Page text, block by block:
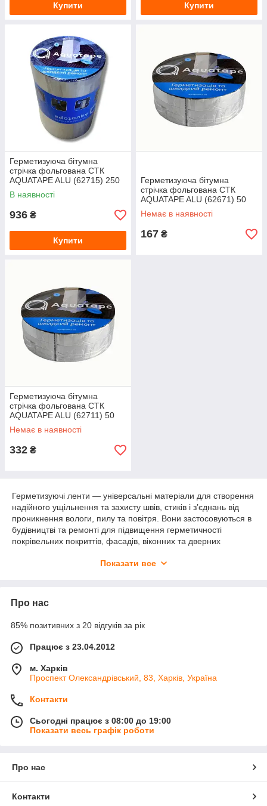
Купити Купити
Герметизуюча бітумна
стрічка фольгована СТК
AQUATAPE ALU (62715) 250
мм, 10 м
В наявності
936 ₴
Купити
Герметизуюча бітумна
стрічка фольгована СТК
AQUATAPE ALU (62671) 50
мм, 3 м
Немає в наявності
167 ₴
Герметизуюча бітумна
стрічка фольгована СТК
AQUATAPE ALU (62711) 50
мм, 10 м
Немає в наявності
332 ₴
Герметизуючі ленти — універсальні матеріали для створення
надійного ущільнення та захисту швів, стиків і з’єднань від
проникнення вологи, пилу та повітря. Вони застосовуються в
будівництві та ремонті для підвищення герметичності
покрівельних покриттів, фасадів, віконних та дверних
ленти. Бітумні та бутилові ленти мають високу вологостійкість
та вібрацій. Спінені та армовані ленти застосовуються для
звукоізоляції. Алюмінієві ленти стійкі до впливу ультрафіолету
та герметизації повітроводів і вентиляційних систем.
до різних поверхонь і забезпечують тривалий термін служби
конструкцій за будь-яких кліматичних умов.
Показати все
Про нас
85% позитивних з 20 відгуків за рік
Працює з 23.04.2012
м. Харків
Проспект Олександрівський, 83, Харків, Україна
Контакти
Сьогодні працює з 08:00 до 19:00
Показати весь графік роботи
Про нас
Контакти